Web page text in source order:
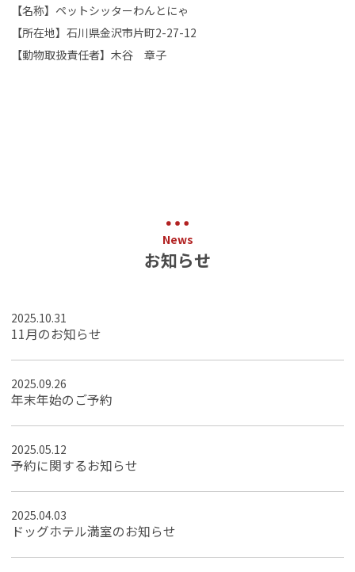
【名称】ペットシッターわんとにゃ
【所在地】石川県金沢市片町2-27-12
【動物取扱責任者】木谷 章子
News
お知らせ
2025.10.31
11月のお知らせ
2025.09.26
年末年始のご予約
2025.05.12
予約に関するお知らせ
2025.04.03
ドッグホテル満室のお知らせ